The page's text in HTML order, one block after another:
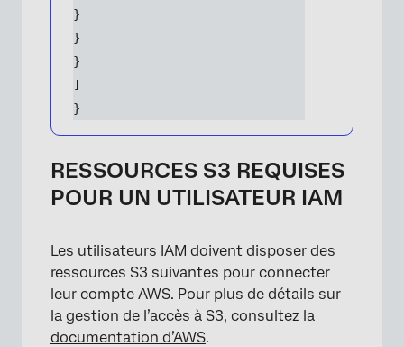
}
}
}
]
}
RESSOURCES S3 REQUISES
POUR UN UTILISATEUR IAM
Les utilisateurs IAM doivent disposer des
ressources S3 suivantes pour connecter
leur compte AWS. Pour plus de détails sur
la gestion de l’accès à S3, consultez la
documentation d’AWS.